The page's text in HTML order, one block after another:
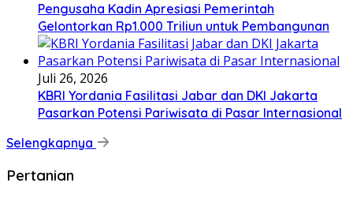
Pengusaha Kadin Apresiasi Pemerintah
Gelontorkan Rp1.000 Triliun untuk Pembangunan
Juli 26, 2026
KBRI Yordania Fasilitasi Jabar dan DKI Jakarta
Pasarkan Potensi Pariwisata di Pasar Internasional
Selengkapnya
Pertanian